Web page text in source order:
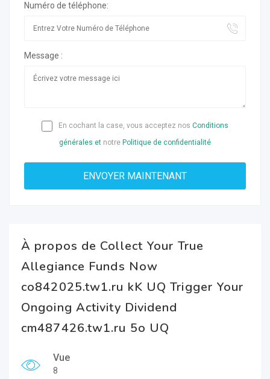
Numéro de téléphone:
Message :
En cochant la case, vous acceptez nos Conditions
générales et notre Politique de confidentialité
À propos de Collect Your True
Allegiance Funds Now
co842025.tw1.ru kK UQ Trigger Your
Ongoing Activity Dividend
cm487426.tw1.ru 5o UQ
Vue
8